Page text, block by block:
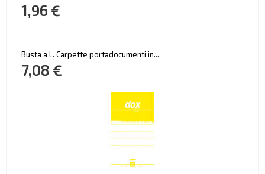
1,96 €
Busta a L. Carpette portadocumenti in...
7,08 €